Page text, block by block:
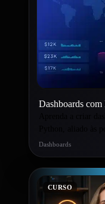
Dashboards com
Aprenda a criar
Python, aliado às
Dashboards
CURSO